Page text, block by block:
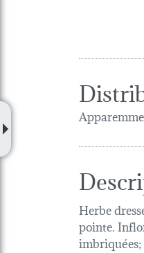
Herbe
pointe.
imbriquées;